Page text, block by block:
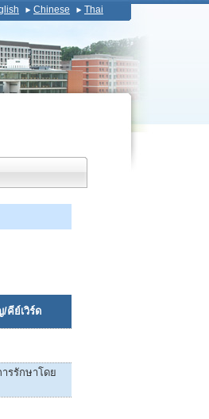
Chinese Thai
คีย์เวิร์ด
รรักษาโดย